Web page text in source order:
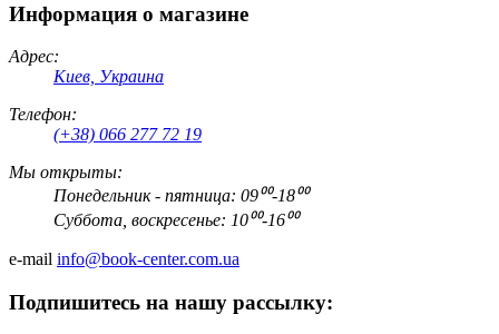
Информация о магазине
Адрес:
Киев, Украина
Телефон:
(+38) 066 277 72 19
Мы открыты:
Понедельник - пятница: 09⁰⁰-18⁰⁰
Суббота, воскресенье: 10⁰⁰-16⁰⁰
e-mail info@book-center.com.ua
Подпишитесь на нашу рассылку: